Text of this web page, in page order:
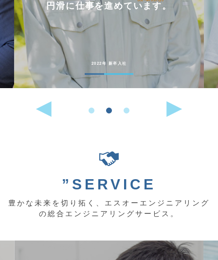
能動的に行動することが
好きな人には
向いている仕事です。
2022年 中途入社
”SERVICE
豊かな未来を切り拓く、エスオーエンジニアリング
の総合エンジニアリングサービス。